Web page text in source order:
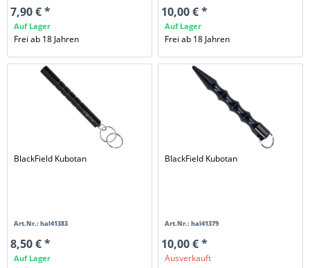
7,90 € *
Auf Lager
Frei ab 18 Jahren
10,00 € *
Auf Lager
Frei ab 18 Jahren
BlackField Kubotan
Art.Nr.: hal41383
8,50 € *
Auf Lager
BlackField Kubotan
Art.Nr.: hal41379
10,00 € *
Ausverkauft